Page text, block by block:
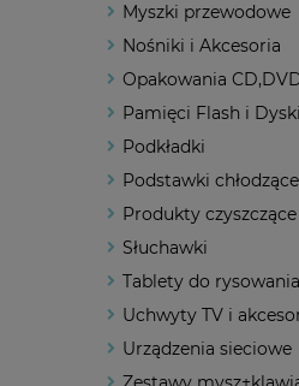
Myszki przewodowe
Nośniki i Akcesoria
Opakowania
Pamięci Flash i Dyski
Podkładki
Podstawki chłodzące
Produkty czyszczące
Słuchawki
Tablety do rysowania
Uchwyty TV i
Urządzenia sieciowe